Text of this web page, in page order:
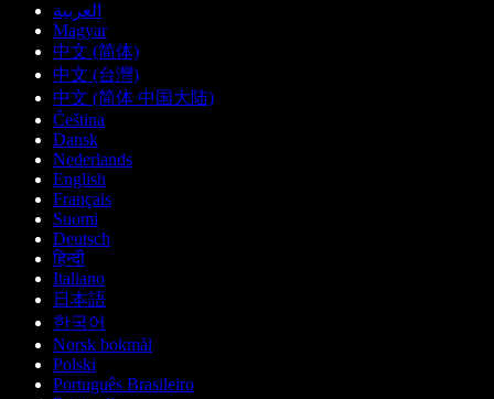
العربية
Magyar
中文 (简体)
中文 (台灣)
中文 (简体 中国大陆)
Čeština
Dansk
Nederlands
English
Français
Suomi
Deutsch
हिन्दी
Italiano
日本語
한국어
Norsk bokmål
Polski
Português Brasileiro